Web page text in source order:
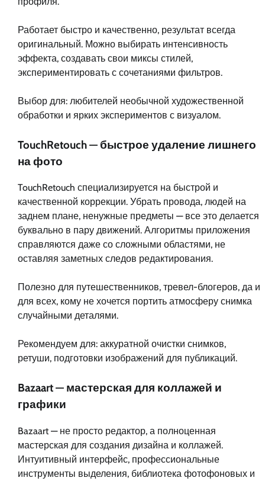
Работает быстро и качественно, результат всегда
оригинальный. Можно выбирать интенсивность
эффекта, создавать свои миксы стилей,
экспериментировать с сочетаниями фильтров.
Выбор для: любителей необычной художественной
обработки и ярких экспериментов с визуалом.
TouchRetouch — быстрое удаление лишнего
на фото
TouchRetouch специализируется на быстрой и
качественной коррекции. Убрать провода, людей на
заднем плане, ненужные предметы — все это делается
буквально в пару движений. Алгоритмы приложения
справляются даже со сложными областями, не
оставляя заметных следов редактирования.
Полезно для путешественников, тревел-блогеров, да и
для всех, кому не хочется портить атмосферу снимка
случайными деталями.
Рекомендуем для: аккуратной очистки снимков,
ретуши, подготовки изображений для публикаций.
Bazaart — мастерская для коллажей и
графики
Bazaart — не просто редактор, а полноценная
мастерская для создания дизайна и коллажей.
Интуитивный интерфейс, профессиональные
инструменты выделения, библиотека фотофоновых и